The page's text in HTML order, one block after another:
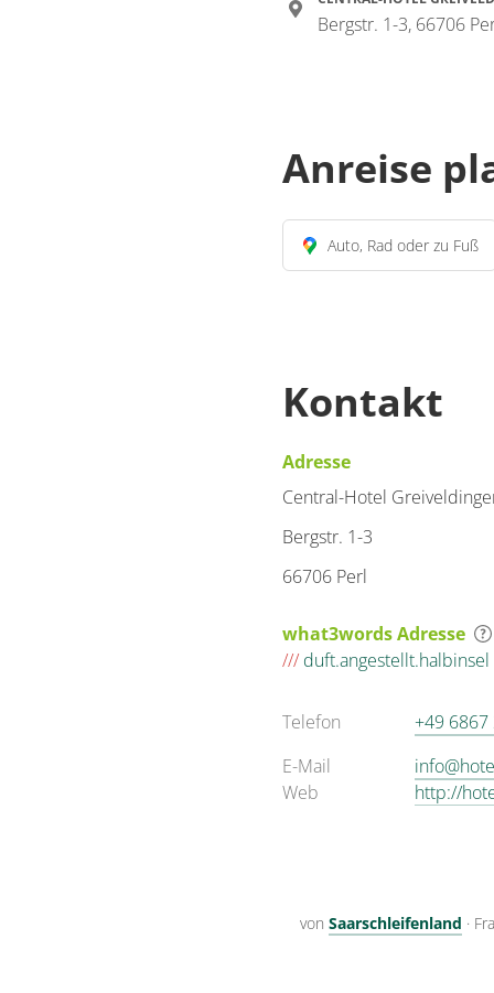
Bergstr. 1-3, 66706
Anreise
Auto, Rad oder zu Fuß
Kontakt
Adresse
Central-Hotel
Bergstr. 1-3
66706 Perl
what3words Adresse
/// duft.angestellt.halbinsel
Telefon
+49 6867
E-Mail
Web
http://
von Saarschleifenland ·